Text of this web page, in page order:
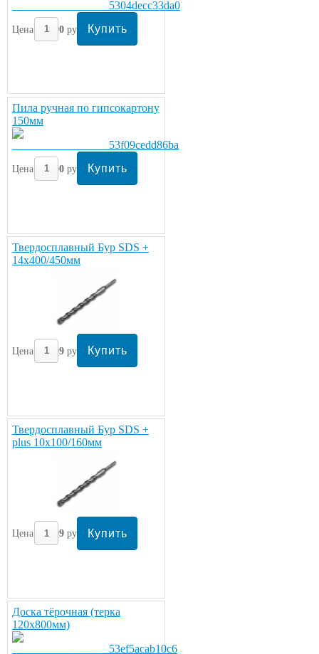
Цена: 300руб/шт.
Пила ручная по гипсокартону
150мм
Цена: 300руб/шт.
Твердосплавный Бур SDS +
14х400/450мм
Цена: 299руб/шт.
Твердосплавный Бур SDS +
plus 10х100/160мм
Цена: 299руб/шт.
Доска тёрочная (терка
120х800мм)